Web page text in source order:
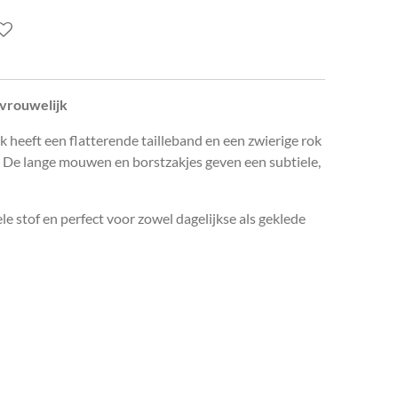
heeft een flatterende tailleband en een zwierige rok
lange mouwen en borstzakjes geven een subtiele,
stof en perfect voor zowel dagelijkse als geklede